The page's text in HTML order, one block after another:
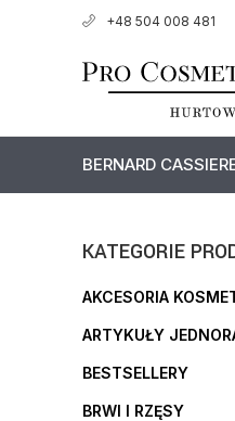
+48 504 008 481
BERNARD
KATEGORIE
AKCESORIA
ARTYKUŁY
BESTSELLERY
BRWI I RZĘSY